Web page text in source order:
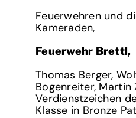
Feuerwehren und
Kameraden,
Feuerwehr Brettl,
Thomas Berger,
Bogenreiter, Martin
Verdienstzeichen
Klasse in Bronze